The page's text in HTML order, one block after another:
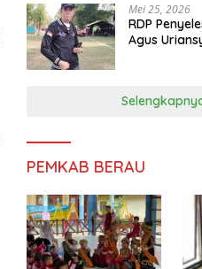
Mei 25, 2026
RDP
Agus
PEMKAB BERAU